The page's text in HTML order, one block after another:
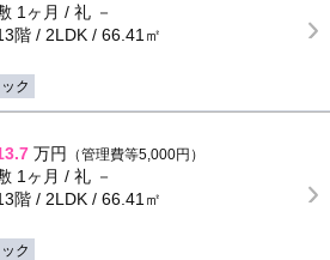
1ヶ月 / 礼 －
階 / 2LDK / 66.41㎡
ク
万円 （管理費等5,000円）
1ヶ月 / 礼 －
階 / 2LDK / 66.41㎡
ク